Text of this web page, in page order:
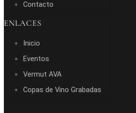
Contacto
ENLACES
Inicio
Eventos
Vermut AVA
Copas de Vino Grabadas